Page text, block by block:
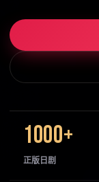
1000+
正版日剧